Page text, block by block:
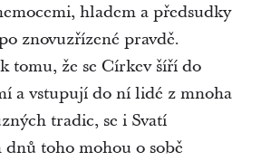
hladem a předsudky
znovuzřízené pravdě.
tomu, že se Církev šíří do
a vstupují do ní lidé z mnoha
tradic, se i Svatí
toho mohou o sobě